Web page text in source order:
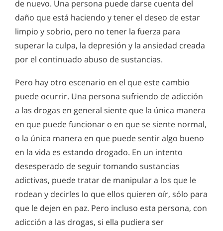
de nuevo. Una persona puede darse cuenta del
daño que está haciendo y tener el deseo de estar
limpio y sobrio, pero no tener la fuerza para
superar la culpa, la depresión y la ansiedad creada
por el continuado abuso de sustancias.
Pero hay otro escenario en el que este cambio
puede ocurrir. Una persona sufriendo de adicción
a las drogas en general siente que la única manera
en que puede funcionar o en que se siente normal,
o la única manera en que puede sentir algo bueno
en la vida es estando drogado. En un intento
desesperado de seguir tomando sustancias
adictivas, puede tratar de manipular a los que le
rodean y decirles lo que ellos quieren oír, sólo para
que le dejen en paz. Pero incluso esta persona, con
adicción a las drogas, si ella pudiera ser